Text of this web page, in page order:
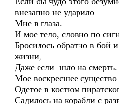
внезапно не ударило
Мне в глаза.
И мое тело, словно по
Бросилось обратно в бой
жизни,
Даже если шло на смерть.
Мое воскресшее существо
Одетое в костюм
Садилось на корабли с